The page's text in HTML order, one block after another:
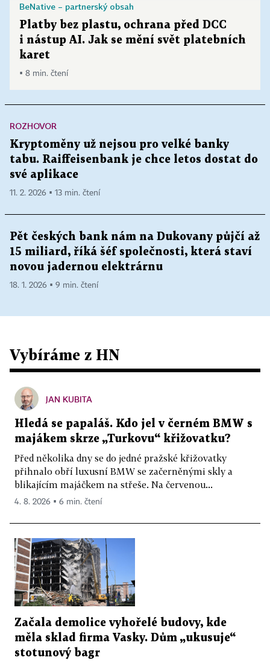
BeNative – partnerský obsah
Platby bez plastu, ochrana před DCC
i nástup AI. Jak se mění svět platebních
karet
▪ 8 min. čtení
ROZHOVOR
Kryptoměny už nejsou pro velké banky
tabu. Raiffeisenbank je chce letos dostat do
své aplikace
11. 2. 2026 ▪ 13 min. čtení
Pět českých bank nám na Dukovany půjčí až
15 miliard, říká šéf společnosti, která staví
novou jadernou elektrárnu
18. 1. 2026 ▪ 9 min. čtení
Vybíráme z HN
JAN KUBITA
Hledá se papaláš. Kdo jel v černém BMW s
majákem skrze „Turkovu“ křižovatku?
Před několika dny se do jedné pražské křižovatky
přihnalo obří luxusní BMW se začerněnými skly a
blikajícím majáčkem na střeše. Na červenou...
4. 8. 2026 ▪ 6 min. čtení
Začala demolice vyhořelé budovy, kde
měla sklad firma Vasky. Dům „ukusuje“
stotunový bagr